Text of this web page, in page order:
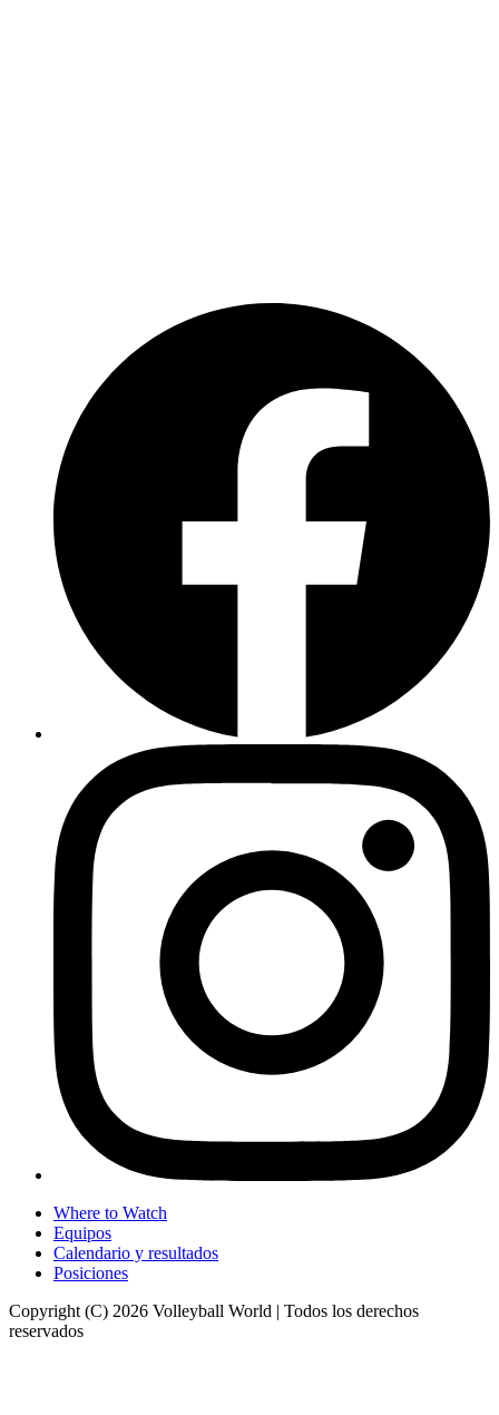
Where to Watch
Equipos
Calendario y resultados
Posiciones
Copyright (C) 2026 Volleyball World | Todos los derechos
reservados